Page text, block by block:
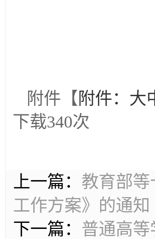
附件【 附件：大
下载340次
上一篇： 教育部等
工作方案》的通知
下一篇： 普通高